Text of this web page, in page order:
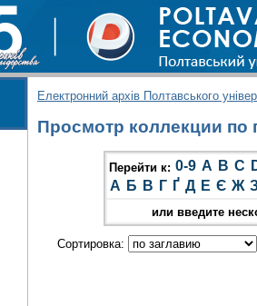
Електронний архів Полтавського
Просмотр коллекции по
Перейти к: 0-9 A B C
А Б В Г Ґ Д Е Є Ж
или введите
Сортировка: